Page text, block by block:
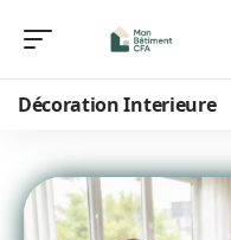
Décoration Interieure